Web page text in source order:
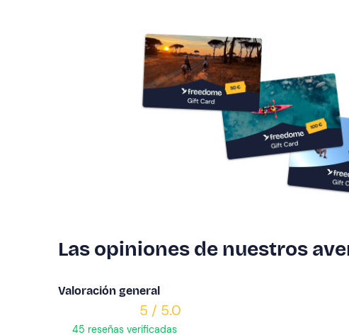
Las opiniones de nuestros
Valoración general
5 / 5.0
45 reseñas verificadas